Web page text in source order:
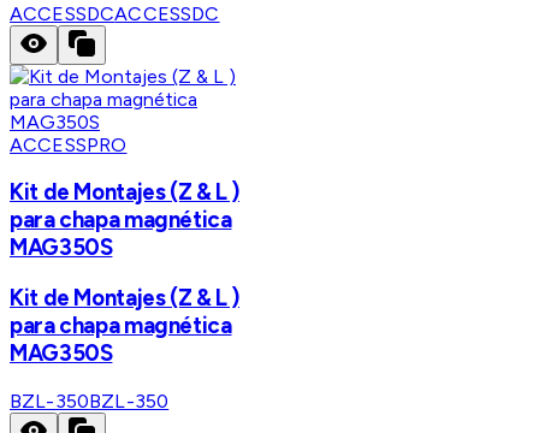
ACCESSDCACCESSDC
ACCESSPRO
Kit de Montajes (Z & L )
para chapa magnética
MAG350S
Kit de Montajes (Z & L )
para chapa magnética
MAG350S
BZL-350BZL-350